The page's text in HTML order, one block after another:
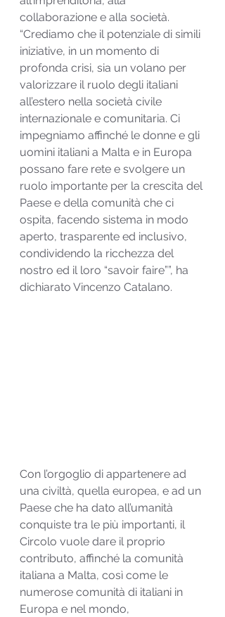
collaborazione e alla società.
“Crediamo che il potenziale di simili
iniziative, in un momento di
profonda crisi, sia un volano per
valorizzare il ruolo degli italiani
all’estero nella società civile
internazionale e comunitaria. Ci
impegniamo affinché le donne e gli
uomini italiani a Malta e in Europa
possano fare rete e svolgere un
ruolo importante per la crescita del
Paese e della comunità che ci
ospita, facendo sistema in modo
aperto, trasparente ed inclusivo,
condividendo la ricchezza del
nostro ed il loro “savoir faire””, ha
dichiarato Vincenzo Catalano.
Con l’orgoglio di appartenere ad
una civiltà, quella europea, e ad un
Paese che ha dato all’umanità
conquiste tra le più importanti, il
Circolo vuole dare il proprio
contributo, affinché la comunità
italiana a Malta, così come le
numerose comunità di italiani in
Europa e nel mondo,